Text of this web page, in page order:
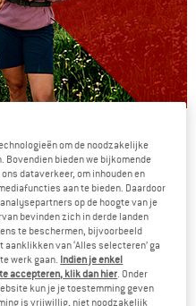
-35%
om de noodzakelijke
Bovendien bieden we bijkomende
dataverkeer, om inhouden en
aan te bieden. Daardoor
op de hoogte van je
bevinden zich in derde landen
te beschermen, bijvoorbeeld
van ‘Alles selecteren’ ga
werk gaan. Indien je enkel
accepteren, klik dan hier. Onder
kun je je toestemming geven
is vrijwillig, niet noodzakelijk